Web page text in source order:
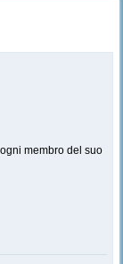
membro del suo